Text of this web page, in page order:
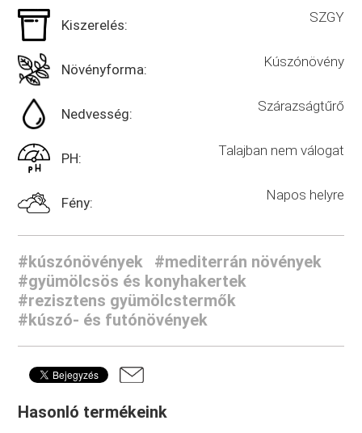
Kiszerelés: SZGY
Növényforma: Kúszónövény
Nedvesség: Szárazságtűrő
PH: Talajban nem válogat
Fény: Napos helyre
#kúszónövények
#mediterrán növények
#gyümölcsös és konyhakertek
#rezisztens gyümölcstermők
#kúszó- és futónövények
Hasonló termékeink